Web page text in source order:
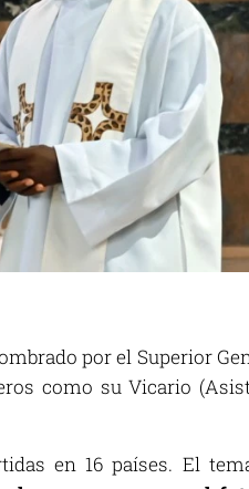
por el Superior
como su Vicario
en 16 países. El